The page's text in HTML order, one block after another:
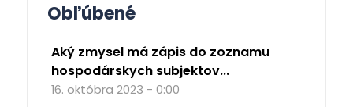
Obľúbené
Aký zmysel má zápis do zoznamu
hospodárskych subjektov...
16. októbra 2023 - 0:00